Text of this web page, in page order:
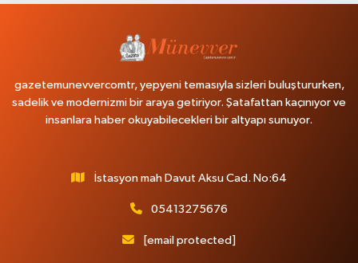
gazetemunevvercomtr, yepyeni temasıyla sizleri buluştururken,
sadelik ve modernizmi bir araya getiriyor. Şatafattan kaçınıyor ve
insanlara haber okuyabilecekleri bir altyapı sunuyor.
İstasyon mah Davut Aksu Cad. No:64
05413275676
[email protected]